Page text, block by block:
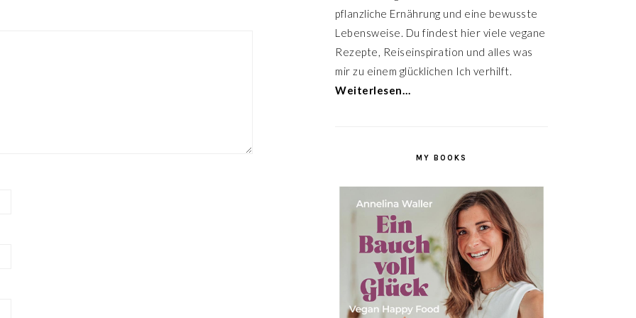
pflanzliche Ernährung und eine bewusste
Lebensweise. Du findest hier viele vegane
Rezepte, Reiseinspiration und alles was
mir zu einem glücklichen Ich verhilft.
Weiterlesen…
MY BOOKS